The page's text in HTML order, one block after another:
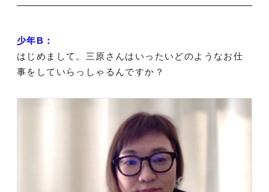
少年B：
はじめまして。三原さんはいったいどのようなお仕
事をしていらっしゃるんですか？